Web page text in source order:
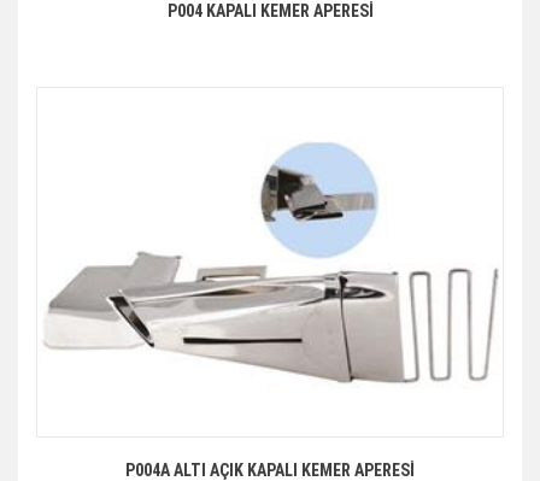
P004 KAPALI KEMER APERESİ
P004A ALTI AÇIK KAPALI KEMER APERESİ